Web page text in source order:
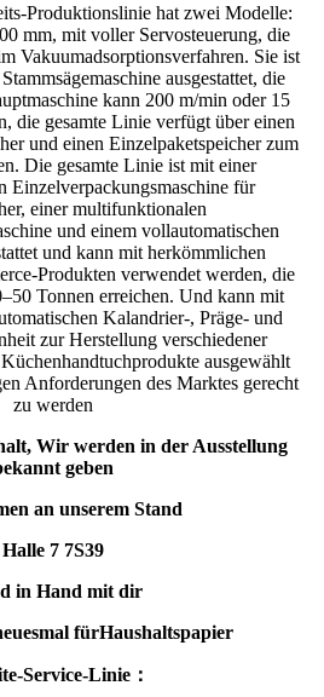
Produktionslinie hat zwei Modelle:
mm, mit voller Servosteuerung, die
Vakuumadsorptionsverfahren. Sie ist
ausgestattet, die
kann 200 m/min oder 15
die gesamte Linie verfügt über einen
und einen Einzelpaketspeicher zum
Die gesamte Linie ist mit einer
Einzelverpackungsmaschine für
einer multifunktionalen
und einem vollautomatischen
und kann mit herkömmlichen
Produkten verwendet werden, die
Tonnen erreichen. Und kann mit
Kalandrier-, Präge- und
zur Herstellung verschiedener
ausgewählt
Anforderungen des Marktes gerecht
zu werden
, Wir werden in der Ausstellung
geben
an unserem Stand
Halle 7 7S39
in Hand mit dir
mal fürHaushaltspapier
Service-Linie ：